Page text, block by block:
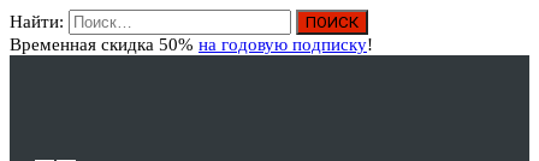
Найти:
Временная скидка 50% на годовую подписку!